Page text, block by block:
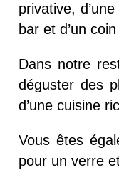
privative,
bar et d’un
Dans notre
déguster des
d’une cuisine
Vous êtes
pour un verre